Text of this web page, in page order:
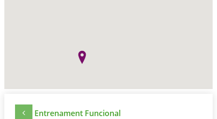
Entrenament Funcional